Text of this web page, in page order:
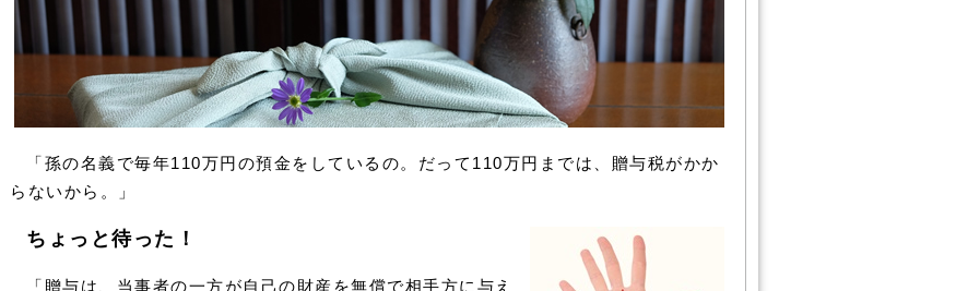
「孫の名義で毎年110万円の預金をしているの。だって110万円までは、贈与税がかか
らないから。」
ちょっと待った！
「贈与は、当事者の一方が自己の財産を無償で相手方に与え